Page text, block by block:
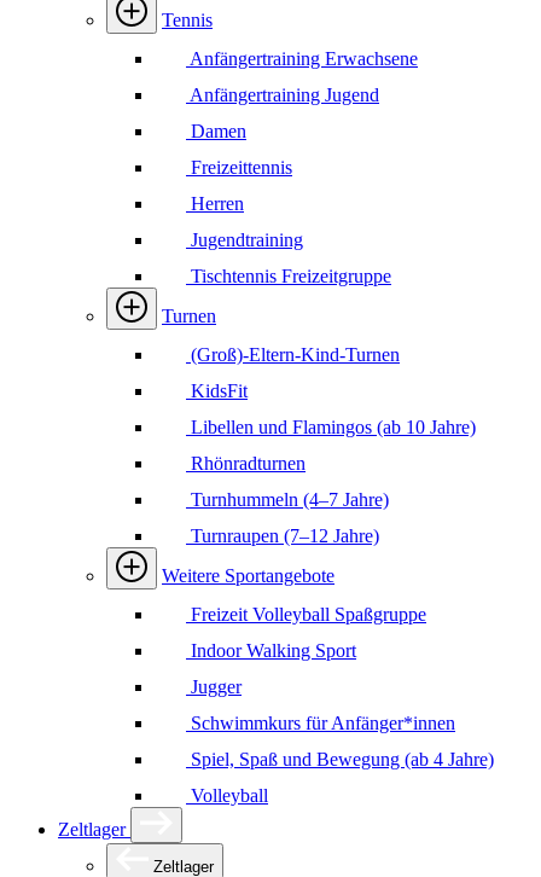
Tennis
Anfängertraining Erwachsene
Anfängertraining Jugend
Damen
Freizeittennis
Herren
Jugendtraining
Tischtennis Freizeitgruppe
Turnen
(Groß)-Eltern-Kind-Turnen
KidsFit
Libellen und Flamingos (ab 10 Jahre)
Rhönradturnen
Turnhummeln (4–7 Jahre)
Turnraupen (7–12 Jahre)
Weitere Sportangebote
Freizeit Volleyball Spaßgruppe
Indoor Walking Sport
Jugger
Schwimmkurs für Anfänger*innen
Spiel, Spaß und Bewegung (ab 4 Jahre)
Volleyball
Zeltlager
Zeltlager